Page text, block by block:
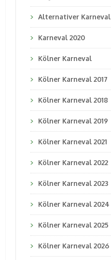
Alternativer Karneval
Karneval 2020
Kölner Karneval
Kölner Karneval 2017
Kölner Karneval 2018
Kölner Karneval 2019
Kölner Karneval 2021
Kölner Karneval 2022
Kölner Karneval 2023
Kölner Karneval 2024
Kölner Karneval 2025
Kölner Karneval 2026